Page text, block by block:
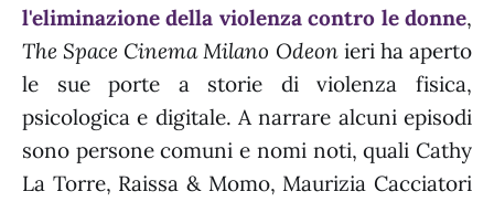
l'eliminazione della violenza contro le donne,
The Space Cinema Milano Odeonieri ha aperto
le sue porte a storie di violenza fisica,
psicologica e digitale. A narrare alcuni episodi
sono persone comuni e nomi noti, quali Cathy
La Torre, Raissa & Momo, Maurizia Cacciatori